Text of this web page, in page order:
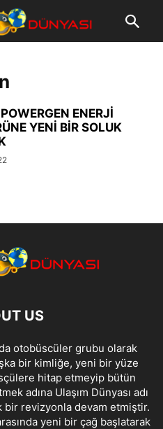
ENERJİ
YENİ BİR SOLUK
US
otobüscüler grubu olarak
bir kimliğe, yeni bir yüze
hitap etmeyip bütün
adına Ulaşım Dünyası adı
bir revizyonla devam etmiştir.
yeni bir çağ başlatarak